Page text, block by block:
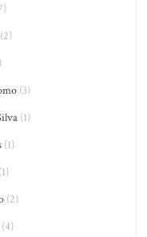
(2)
(3)
(1)
(1)
(1)
(2)
(4)